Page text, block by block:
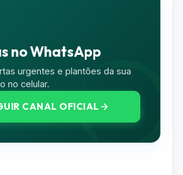
de Notícias
do Vale do Paraíba
seu e-mail.